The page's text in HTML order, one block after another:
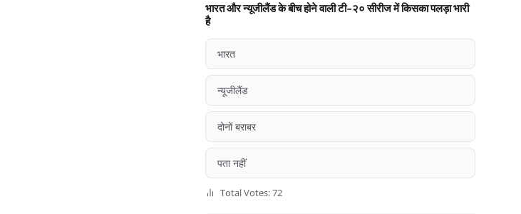
भारत और न्यूजीलैंड के बीच होने वाली टी-२० सीरीज में किसका पलड़ा भारी
है
भारत
न्यूजीलैंड
दोनों बराबर
पता नहीं
Total Votes: 72